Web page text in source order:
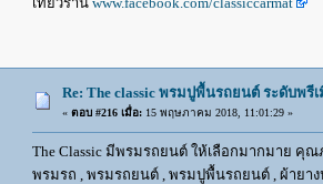
Re: The classic พรมปูพื้นรถยนต์ ระดับพรี
« ตอบ #216 เมื่อ:15 พฤษภาคม 2018, 11:01:29 »
The Classic มีพรมรถยนต์ ให้เลือกมากมาย คุ
พรมรถ , พรมรถยนต์ , พรมปูพื้นรถยนต์ , ผ้ายา